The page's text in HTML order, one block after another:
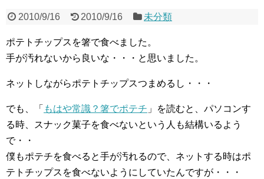
2010/9/16 2010/9/16 未分類
ポテトチップスを箸で食べました。
手が汚れないから良いな・・・と思いました。
ネットしながらポテトチップスつまめるし・・・
でも、「 もはや常識？箸でポテチ 」を読むと、パソコンす
る時、スナック菓子を食べないという人も結構いるよう
で・・
僕もポテチを食べると手が汚れるので、ネットする時はポ
テトチップスを食べないようにしていたんですが・・・